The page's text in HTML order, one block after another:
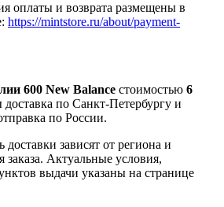
оплаты и возврата размещены в
https://mintstore.ru/about/payment-
600 New Balance стоимостью 6
доставка по Санкт-Петербургу и
по России.
зависят от региона и
заказа. Актуальные условия,
выдачи указаны на странице